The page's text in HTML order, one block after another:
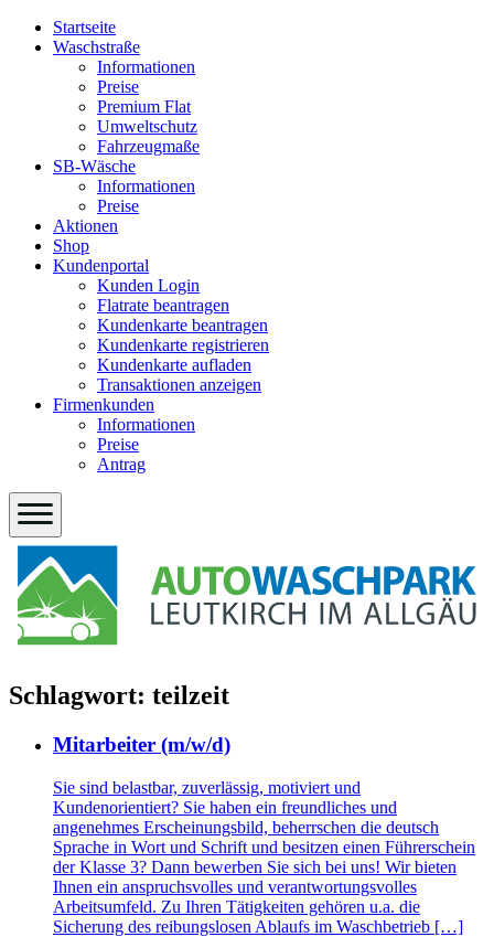
Startseite
Waschstraße
Informationen
Preise
Premium Flat
Umweltschutz
Fahrzeugmaße
SB-Wäsche
Informationen
Preise
Aktionen
Shop
Kundenportal
Kunden Login
Flatrate beantragen
Kundenkarte beantragen
Kundenkarte registrieren
Kundenkarte aufladen
Transaktionen anzeigen
Firmenkunden
Informationen
Preise
Antrag
Schlagwort: teilzeit
Mitarbeiter (m/w/d)
Sie sind belastbar, zuverlässig, motiviert und
Kundenorientiert? Sie haben ein freundliches und
angenehmes Erscheinungsbild, beherrschen die deutsch
Sprache in Wort und Schrift und besitzen einen Führerschein
der Klasse 3? Dann bewerben Sie sich bei uns! Wir bieten
Ihnen ein anspruchsvolles und verantwortungsvolles
Arbeitsumfeld. Zu Ihren Tätigkeiten gehören u.a. die
Sicherung des reibungslosen Ablaufs im Waschbetrieb […]